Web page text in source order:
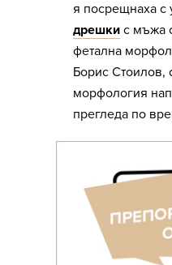
я посрещнаха с
дрешки с мъжа
фетална
Борис Стоилов,
морфология
прегледа по